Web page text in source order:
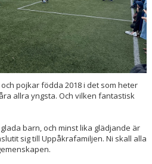
pojkar födda 2018 i det som heter
allra yngsta. Och vilken fantastisk
barn, och minst lika glädjande är
sig till Uppåkrafamiljen. Ni skall alla